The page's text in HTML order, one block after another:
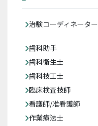
治験コーディネーター
歯科助手
歯科衛生士
歯科技工士
臨床検査技師
看護師/准看護師
作業療法士